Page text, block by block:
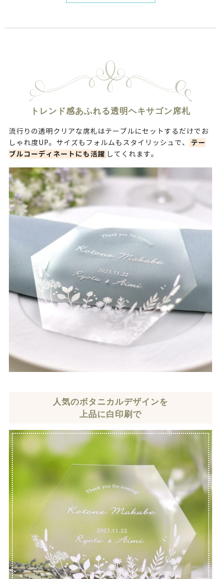
トレンド感あふれる透明ヘキサゴン席札
流行りの透明クリアな席札はテーブルにセットするだけでお
しゃれ度UP。サイズもフォルムもスタイリッシュで、
テー
ブルコーディネートにも活躍 してくれます。
人気のボタニカルデザインを
上品に白印刷で